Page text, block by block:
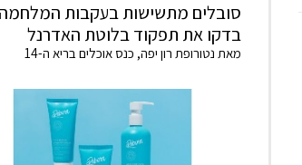
סובלים מתשישות בעקבות
בדקו את תפקוד בלוטת האדרנל
מאת נטורופת רון יפה, כנס אוכלים בריא ה-14